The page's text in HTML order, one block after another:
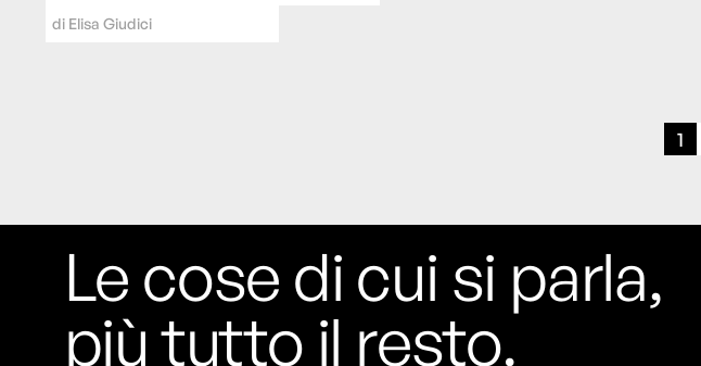
di Elisa Giudici
1
Le cose di cui si parla,
più tutto il resto.